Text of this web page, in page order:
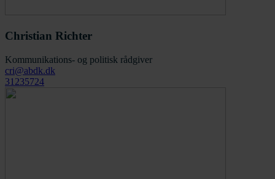
Christian Richter
Kommunikations- og politisk rådgiver
cri@abdk.dk
31235724